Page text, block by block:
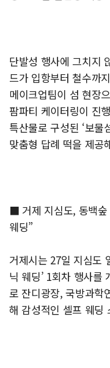
단발성 행사에 그치지
드가 입항부터 철수까
메이크업팀이 섬 현장
팜파티 케이터링이 진
특산물로 구성된 ‘보물
맞춤형 답례 떡을 제공
■ 거제 지심도, 동백
웨딩”
거제시는 27일 지심도
닉 웨딩’ 1회차 행사를
로 잔디광장, 국방과학
해 감성적인 셀프 웨딩